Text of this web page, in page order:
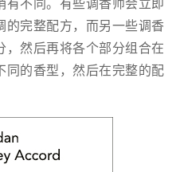
有不同。有些调香师会立即
的完整配方，而另一些调香
，然后再将各个部分组合在
同的香型，然后在完整的配